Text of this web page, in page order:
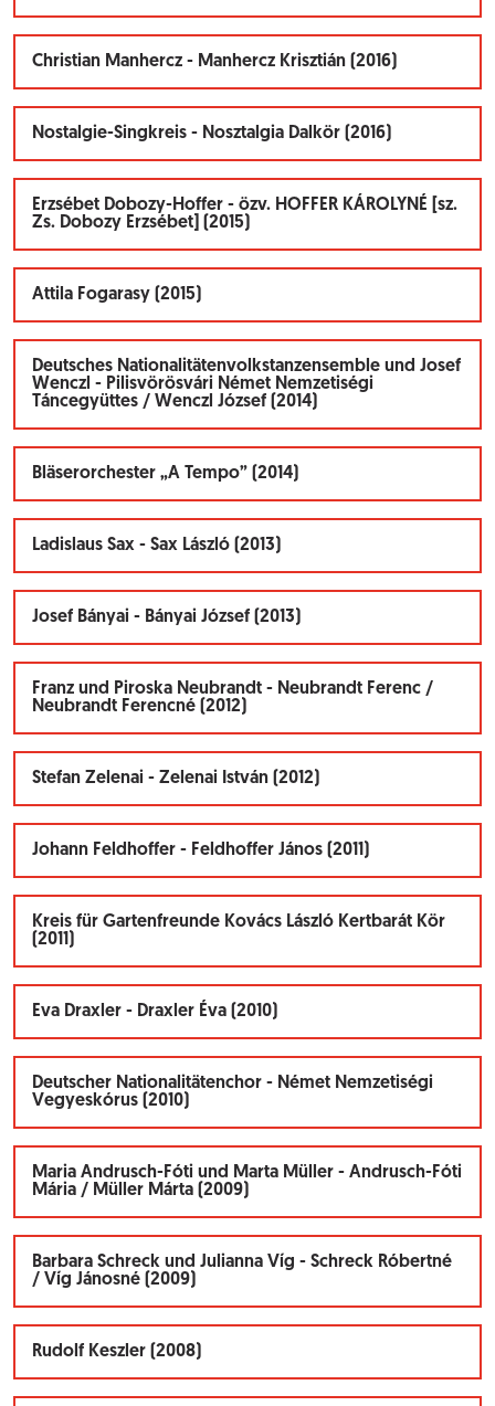
Christian Manhercz - Manhercz Krisztián (2016)
Nostalgie-Singkreis - Nosztalgia Dalkör (2016)
Erzsébet Dobozy-Hoffer - özv. HOFFER KÁROLYNÉ [sz.
Zs. Dobozy Erzsébet] (2015)
Attila Fogarasy (2015)
Deutsches Nationalitätenvolkstanzensemble und Josef
Wenczl - Pilisvörösvári Német Nemzetiségi
Táncegyüttes / Wenczl József (2014)
Bläserorchester „A Tempo” (2014)
Ladislaus Sax - Sax László (2013)
Josef Bányai - Bányai József (2013)
Franz und Piroska Neubrandt - Neubrandt Ferenc /
Neubrandt Ferencné (2012)
Stefan Zelenai - Zelenai István (2012)
Johann Feldhoffer - Feldhoffer János (2011)
Kreis für Gartenfreunde Kovács László Kertbarát Kör
(2011)
Eva Draxler - Draxler Éva (2010)
Deutscher Nationalitätenchor - Német Nemzetiségi
Vegyeskórus (2010)
Maria Andrusch-Fóti und Marta Müller - Andrusch-Fóti
Mária / Müller Márta (2009)
Barbara Schreck und Julianna Víg - Schreck Róbertné
/ Víg Jánosné (2009)
Rudolf Keszler (2008)